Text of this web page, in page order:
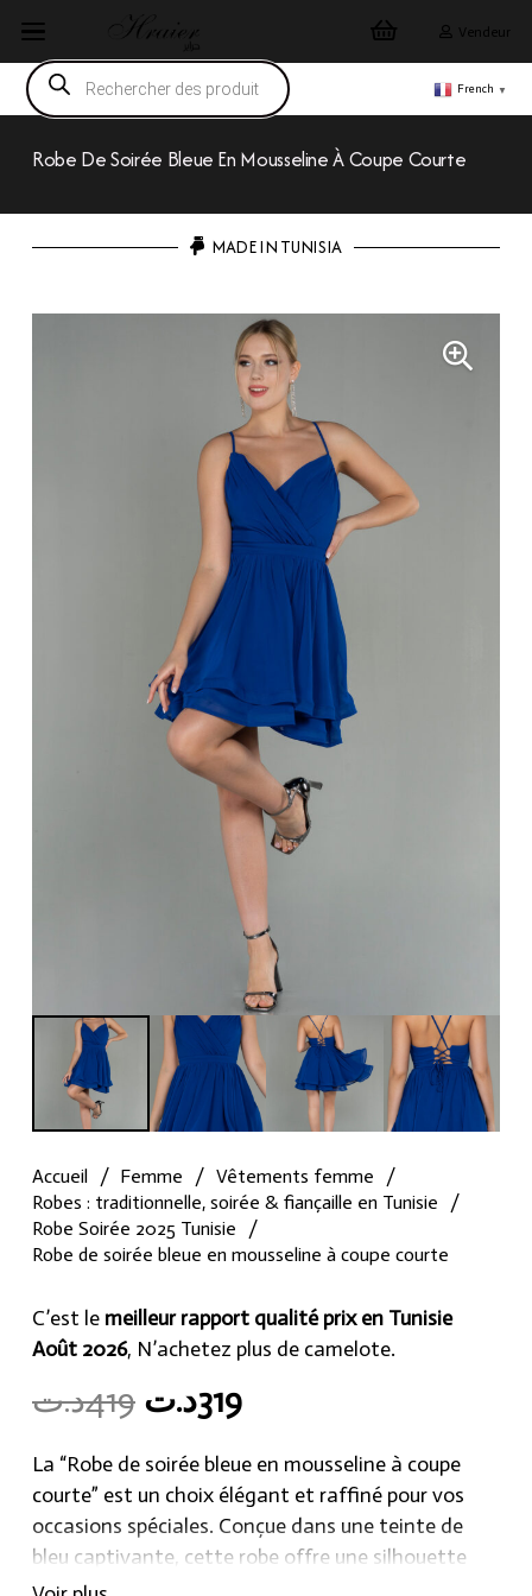
Vendeur
Recherche
de
produits
French ▼
Robe De Soirée Bleue En Mousseline À Coupe Courte
MADE IN TUNISIA
Accueil / Femme / Vêtements femme
/
Robes : traditionnelle, soirée & fiançaille en Tunisie
/
Robe Soirée 2025 Tunisie
/
Robe de soirée bleue en mousseline à coupe courte
C’est le meilleur rapport qualité prix en Tunisie
Août 2026, N’achetez plus de camelote.
419د.ت Original
price
was:
419د.ت.
319د.ت Current
is:
319د.ت.
La “Robe de soirée bleue en mousseline à coupe
courte” est un choix élégant et raffiné pour vos
occasions spéciales. Conçue dans une teinte de
bleu captivante, cette robe offre une silhouette
courte et flatteuse en mousseline de haute